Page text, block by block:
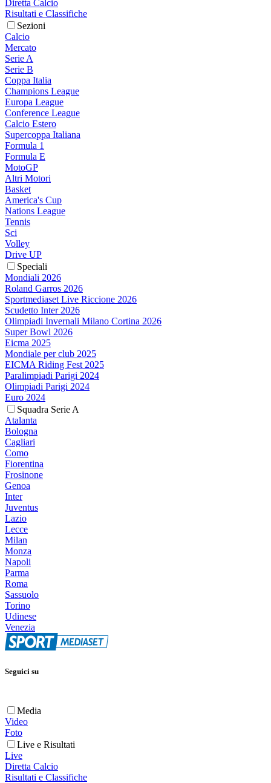
Diretta Calcio
Risultati e Classifiche
Sezioni
Calcio
Mercato
Serie A
Serie B
Coppa Italia
Champions League
Europa League
Conference League
Calcio Estero
Supercoppa Italiana
Formula 1
Formula E
MotoGP
Altri Motori
Basket
America's Cup
Nations League
Tennis
Sci
Volley
Drive UP
Speciali
Mondiali 2026
Roland Garros 2026
Sportmediaset Live Riccione 2026
Scudetto Inter 2026
Olimpiadi Invernali Milano Cortina 2026
Super Bowl 2026
Eicma 2025
Mondiale per club 2025
EICMA Riding Fest 2025
Paralimpiadi Parigi 2024
Olimpiadi Parigi 2024
Euro 2024
Squadra Serie A
Atalanta
Bologna
Cagliari
Como
Fiorentina
Frosinone
Genoa
Inter
Juventus
Lazio
Lecce
Milan
Monza
Napoli
Parma
Roma
Sassuolo
Torino
Udinese
Venezia
Seguici su
Media
Video
Foto
Live e Risultati
Live
Diretta Calcio
Risultati e Classifiche